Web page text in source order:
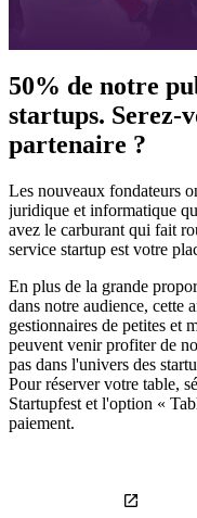
50% de notre
startups. Serez-
partenaire ?
Les nouveaux fondateurs
juridique et informatique
avez le carburant qui fait
service startup est votre
En plus de la grande
dans notre audience, cette
gestionnaires de petites et
peuvent venir profiter de
pas dans l'univers des
Pour réserver votre table,
Startupfest et l'option «
paiement.
launch